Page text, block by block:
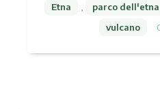
Etna
parco dell'etna
vulcano